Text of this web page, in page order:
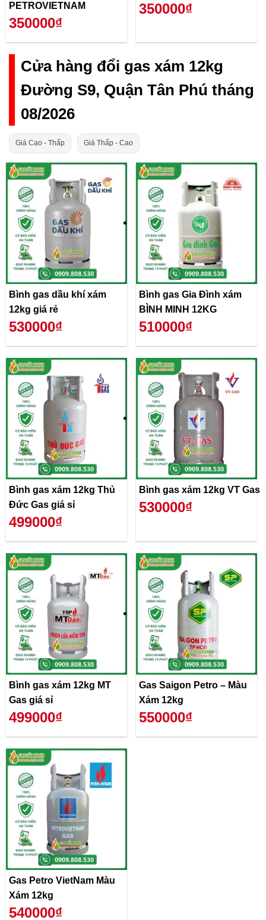
PETROVIETNAM
350000₫
350000₫
Cửa hàng đổi gas xám 12kg
Đường S9, Quận Tân Phú tháng
08/2026
Giá Cao - Thấp Giá Thấp - Cao
Bình gas dầu khí xám
12kg giá rẻ
530000₫
Bình gas Gia Đình xám
BÌNH MINH 12KG
510000₫
Bình gas xám 12kg Thủ
Đức Gas giá sỉ
499000₫
Bình gas xám 12kg VT Gas
530000₫
Bình gas xám 12kg MT
Gas giá sỉ
499000₫
Gas Saigon Petro – Màu
Xám 12kg
550000₫
Gas Petro VietNam Màu
Xám 12kg
540000₫